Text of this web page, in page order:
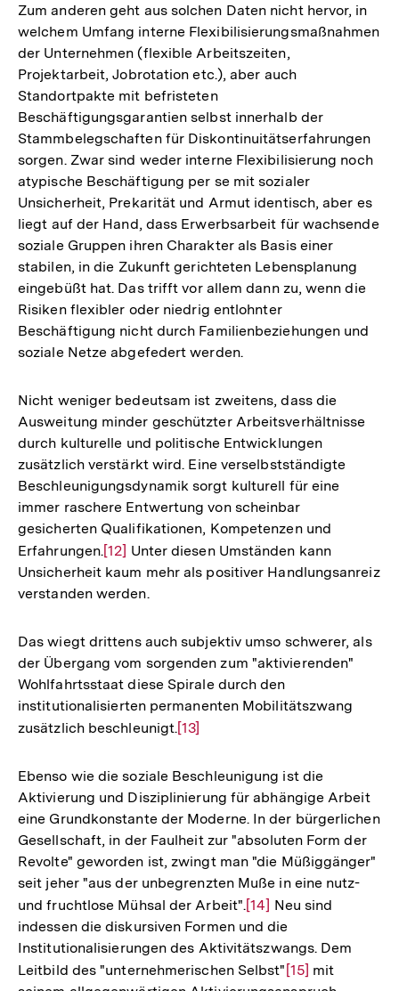
der
Zum anderen geht aus solchen Daten nicht hervor, in
welchem Umfang interne Flexibilisierungsmaßnahmen
der Unternehmen (flexible Arbeitszeiten,
Projektarbeit, Jobrotation etc.), aber auch
Standortpakte mit befristeten
Beschäftigungsgarantien selbst innerhalb der
Stammbelegschaften für Diskontinuitätserfahrungen
sorgen. Zwar sind weder interne Flexibilisierung noch
atypische Beschäftigung per se mit sozialer
Unsicherheit, Prekarität und Armut identisch, aber es
liegt auf der Hand, dass Erwerbsarbeit für wachsende
soziale Gruppen ihren Charakter als Basis einer
stabilen, in die Zukunft gerichteten Lebensplanung
eingebüßt hat. Das trifft vor allem dann zu, wenn die
Risiken flexibler oder niedrig entlohnter
Beschäftigung nicht durch Familienbeziehungen und
soziale Netze abgefedert werden.
Nicht weniger bedeutsam ist zweitens, dass die
Ausweitung minder geschützter Arbeitsverhältnisse
durch kulturelle und politische Entwicklungen
zusätzlich verstärkt wird. Eine verselbstständigte
Beschleunigungsdynamik sorgt kulturell für eine
immer raschere Entwertung von scheinbar
gesicherten Qualifikationen, Kompetenzen und
Erfahrungen.Zur
Auflösung
der
[12] Unter diesen Umständen kann
Unsicherheit kaum mehr als positiver Handlungsanreiz
verstanden werden.
Das wiegt drittens auch subjektiv umso schwerer, als
der Übergang vom sorgenden zum "aktivierenden"
Wohlfahrtsstaat diese Spirale durch den
institutionalisierten permanenten Mobilitätszwang
zusätzlich beschleunigt.Zur
der
Fußnote
[13]
Ebenso wie die soziale Beschleunigung ist die
Aktivierung und Disziplinierung für abhängige Arbeit
eine Grundkonstante der Moderne. In der bürgerlichen
Gesellschaft, in der Faulheit zur "absoluten Form der
Revolte" geworden ist, zwingt man "die Müßiggänger"
seit jeher "aus der unbegrenzten Muße in eine nutz-
und fruchtlose Mühsal der Arbeit".Zur
Auflösung
der
Fußnote
[14] Neu sind
indessen die diskursiven Formen und die
Institutionalisierungen des Aktivitätszwangs. Dem
Leitbild des "unternehmerischen Selbst" Zur
[15] mit